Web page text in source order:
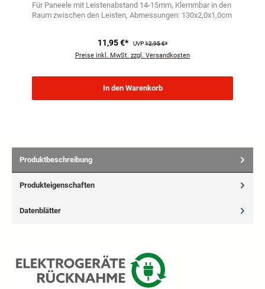
Für Paneele mit Leistenabstand 14-15mm Klemmbar in den
Raum zwischen den Leisten Abmessungen: 130x2,0x1,0cm
11,95 €* UVP12,95 €*
Preise inkl. MwSt. zzgl. Versandkosten
In den Warenkorb
Produktbeschreibung
Produkteigenschaften
Datenblätter